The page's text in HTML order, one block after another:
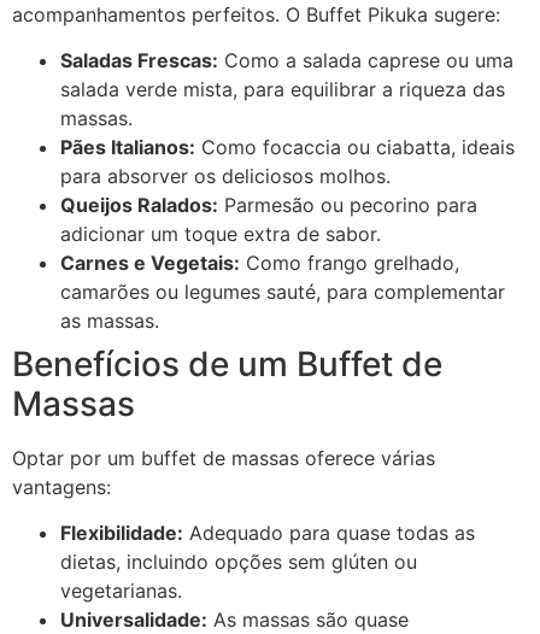
acompanhamentos perfeitos. O Buffet Pikuka sugere:
Saladas Frescas: Como a salada caprese ou uma
salada verde mista, para equilibrar a riqueza das
massas.
Pães Italianos: Como focaccia ou ciabatta, ideais
para absorver os deliciosos molhos.
Queijos Ralados: Parmesão ou pecorino para
adicionar um toque extra de sabor.
Carnes e Vegetais: Como frango grelhado,
camarões ou legumes sauté, para complementar
as massas.
Benefícios de um Buffet de
Massas
Optar por um buffet de massas oferece várias
vantagens:
Flexibilidade: Adequado para quase todas as
dietas, incluindo opções sem glúten ou
vegetarianas.
Universalidade: As massas são quase